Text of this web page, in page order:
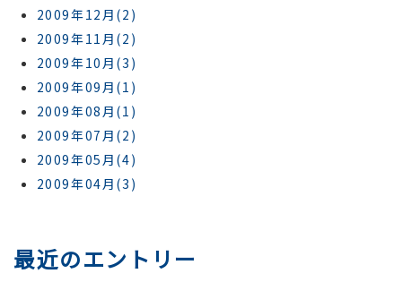
2009年12月(2)
2009年11月(2)
2009年10月(3)
2009年09月(1)
2009年08月(1)
2009年07月(2)
2009年05月(4)
2009年04月(3)
最近のエントリー